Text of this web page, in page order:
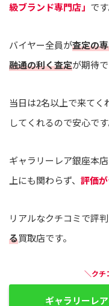
級ブランド専門店」 です
バイヤー全員が査定の
融通の利く査定が期待で
当日は2名以上で来て
してくれるので安心です
ギャラリーレア銀座本店
上にも関わらず、 評価
リアルなクチコミで評判
る買取店です。
＼クチ
ギャラリーレ